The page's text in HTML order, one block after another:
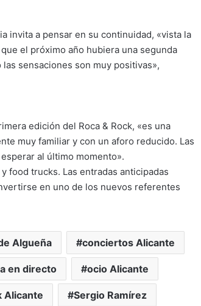
invita a pensar en su continuidad, «vista la
el próximo año hubiera una segunda
sensaciones son muy positivas»,
edición del Roca & Rock, «es una
muy familiar y con un aforo reducido. Las
al último momento».
food trucks. Las entradas anticipadas
en uno de los nuevos referentes
Algueña conciertos Alicante
en directo ocio Alicante
Alicante Sergio Ramírez